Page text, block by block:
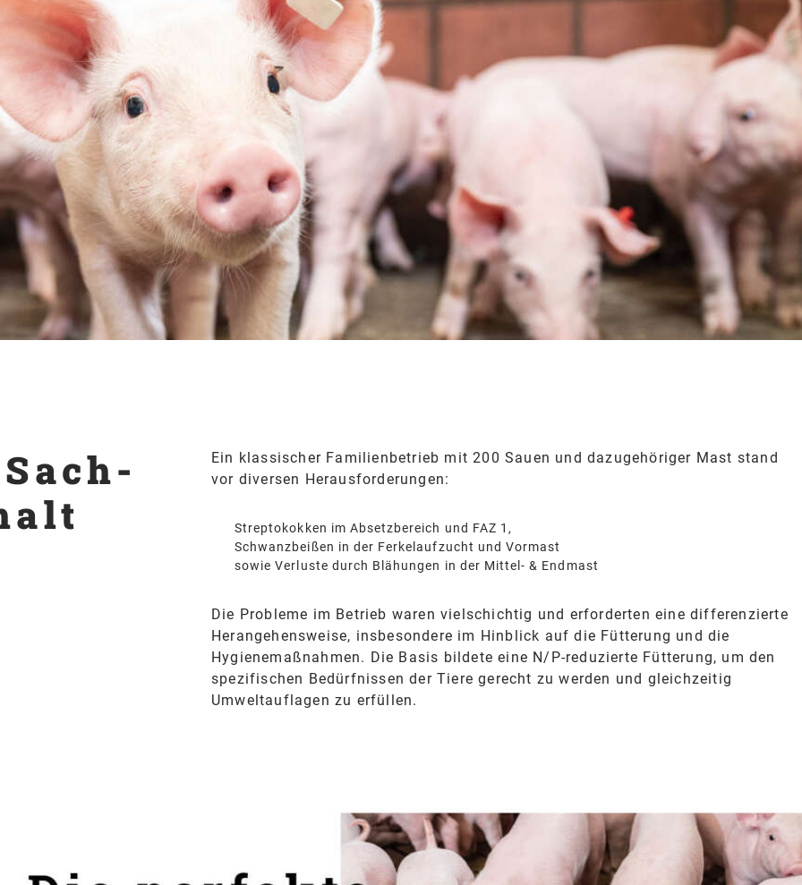
Ein klassischer Familienbetrieb mit 200 Sauen und dazugehöriger Mast stand
vor diversen Herausforderungen:
Streptokokken im Absetzbereich und FAZ 1,
Schwanzbeißen in der Ferkelaufzucht und Vormast
sowie Verluste durch Blähungen in der Mittel- & Endmast
Die Probleme im Betrieb waren vielschichtig und erforderten eine differenzierte
Herangehensweise, insbesondere im Hinblick auf die Fütterung und die
Hygienemaßnahmen. Die Basis bildete eine N/P-reduzierte Fütterung, um den
spezifischen Bedürfnissen der Tiere gerecht zu werden und gleichzeitig
Umweltauflagen zu erfüllen.